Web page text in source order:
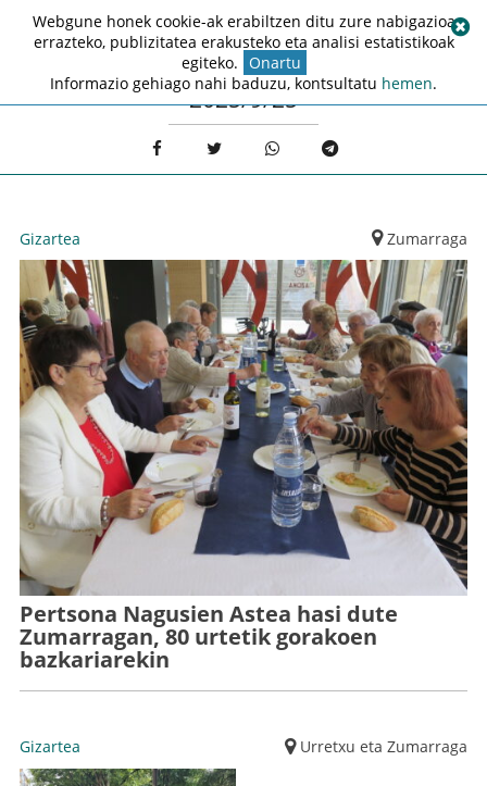
2025/9/25
Gizartea Zumarraga
Pertsona Nagusien Astea hasi dute
Zumarragan, 80 urtetik gorakoen
bazkariarekin
Gizartea Urretxu eta Zumarraga
Webgune honek cookie-ak erabiltzen ditu zure nabigazioa
errazteko, publizitatea erakusteko eta analisi estatistikoak
egiteko. Onartu
Informazio gehiago nahi baduzu, kontsultatu hemen.